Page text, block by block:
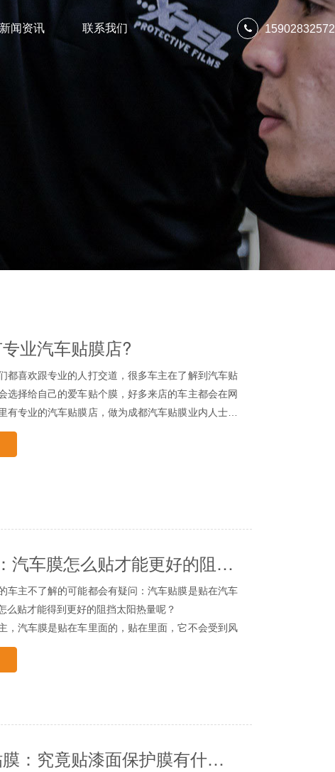
新闻资讯 联系我们 15902832572
业汽车贴膜店?
喜欢跟专业的人打交道，很多车主在了解到汽车贴
选择给自己的爱车贴个膜，好多来店的车主都会在网
有专业的汽车贴膜店，做为成都汽车贴膜业内人士，
天给大家讲讲什么样的店才算是专业的汽车贴膜店。
必备的条件：
境
什么温度下施工最好，应保持什么样的湿度范围，什
别的照明系统;②先进喷淋降尘设备;③恒温空调等。
工具
其器。专业的施工工具能在一定程度上提高施工
常用的工具包括：刮板、手工刀、吹风机、洗膜液、
时的稳定，不会伤害到每一辆爱车。
队
过几台车的技师跟有着大量车型施工经验的贴膜技师
编给大家推荐一家成都专业汽车贴膜店，成都成
成都XPEL：汽车膜怎么贴才能更好的阻挡太阳热量呢？
主不了解的可能都会有疑问：汽车贴膜是贴在汽车
么贴才能得到更好的阻挡太阳热量呢？
汽车膜是贴在车里面的，贴在里面，它不会受到风
增加，其市场也越来越大，各大商家都想来分一杯
找一个靠谱的品牌，找专业的店家，不要想捡便
成都车身贴膜：究竟贴漆面保护膜有什么没有好处呢？